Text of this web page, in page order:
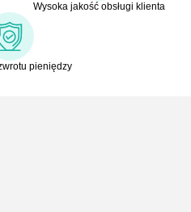
Wysoka jakość obsługi klienta
pieniędzy